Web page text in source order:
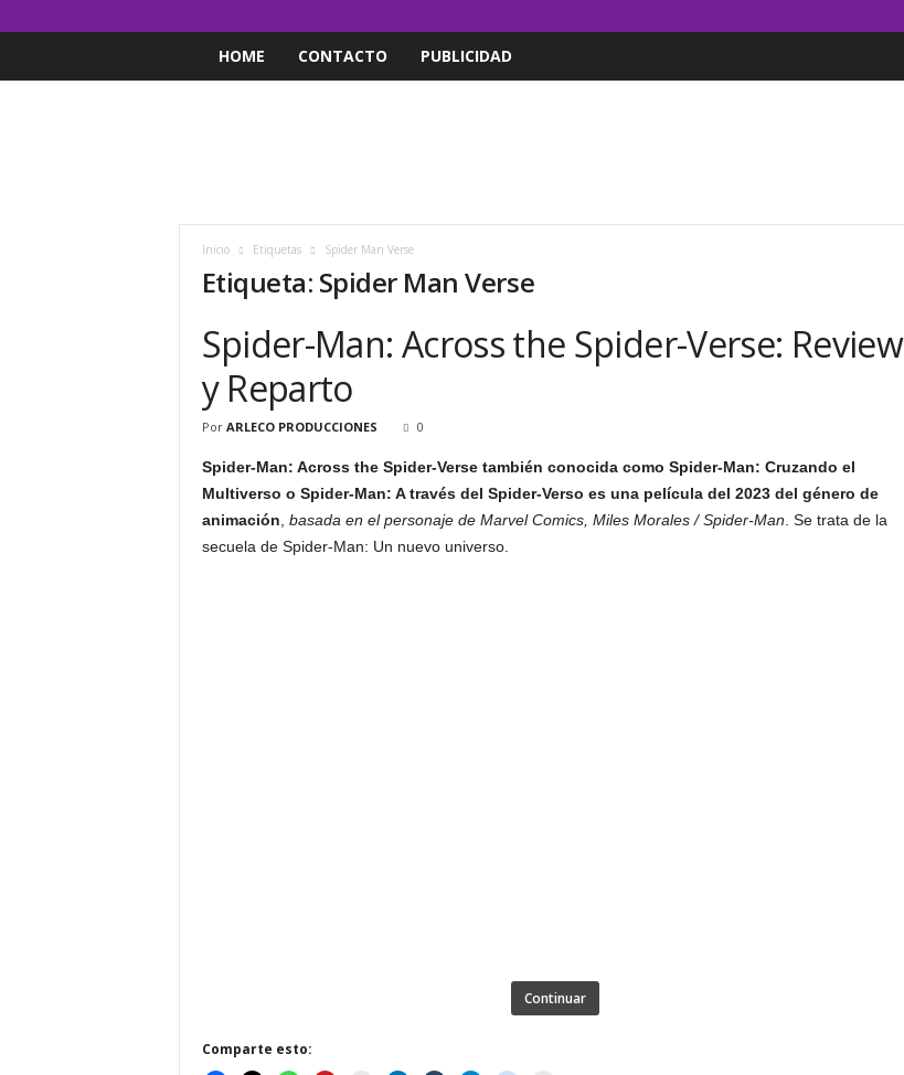
HOME CONTACTO PUBLICIDAD
Inicio Etiquetas Spider Man Verse
Etiqueta: Spider Man Verse
Spider-Man: Across the Spider-Verse: Review
y Reparto
Por ARLECO PRODUCCIONES 0
Spider-Man: Across the Spider-Verse también conocida como Spider-Man: Cruzando el
Multiverso o Spider-Man: A través del Spider-Verso es una película del 2023 del género de
animación basada en el personaje de Marvel Comics, Miles Morales / Spider-Man . Se trata de la
secuela de Spider-Man: Un nuevo universo.
Continuar
Comparte esto: